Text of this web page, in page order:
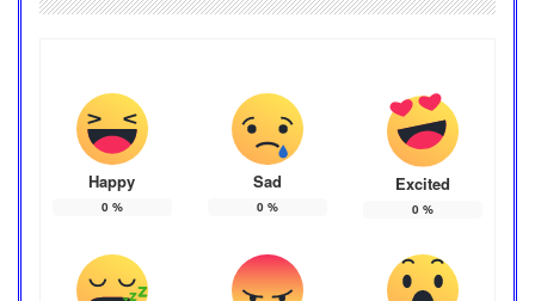
Happy
0%
Sad
0%
Excited
0%